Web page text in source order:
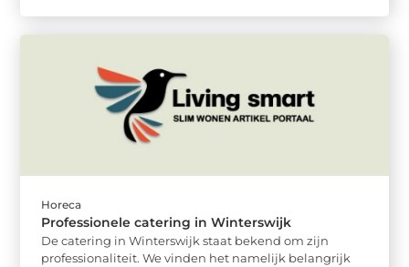
Horeca
Professionele catering in Winterswijk
De catering in Winterswijk staat bekend om zijn
professionaliteit. We vinden het namelijk belangrijk